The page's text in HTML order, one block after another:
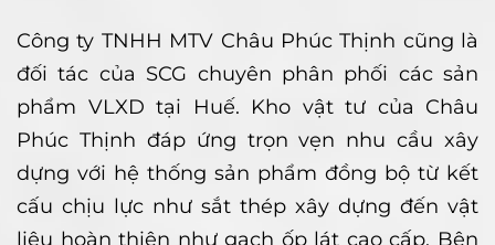
Công ty TNHH MTV Châu Phúc Thịnh cũng là
đối tác của SCG chuyên phân phối các sản
phẩm VLXD tại Huế. Kho vật tư của Châu
Phúc Thịnh đáp ứng trọn vẹn nhu cầu xây
dựng với hệ thống sản phẩm đồng bộ từ kết
cấu chịu lực như sắt thép xây dựng đến vật
liệu hoàn thiện như gạch ốp lát cao cấp. Bên